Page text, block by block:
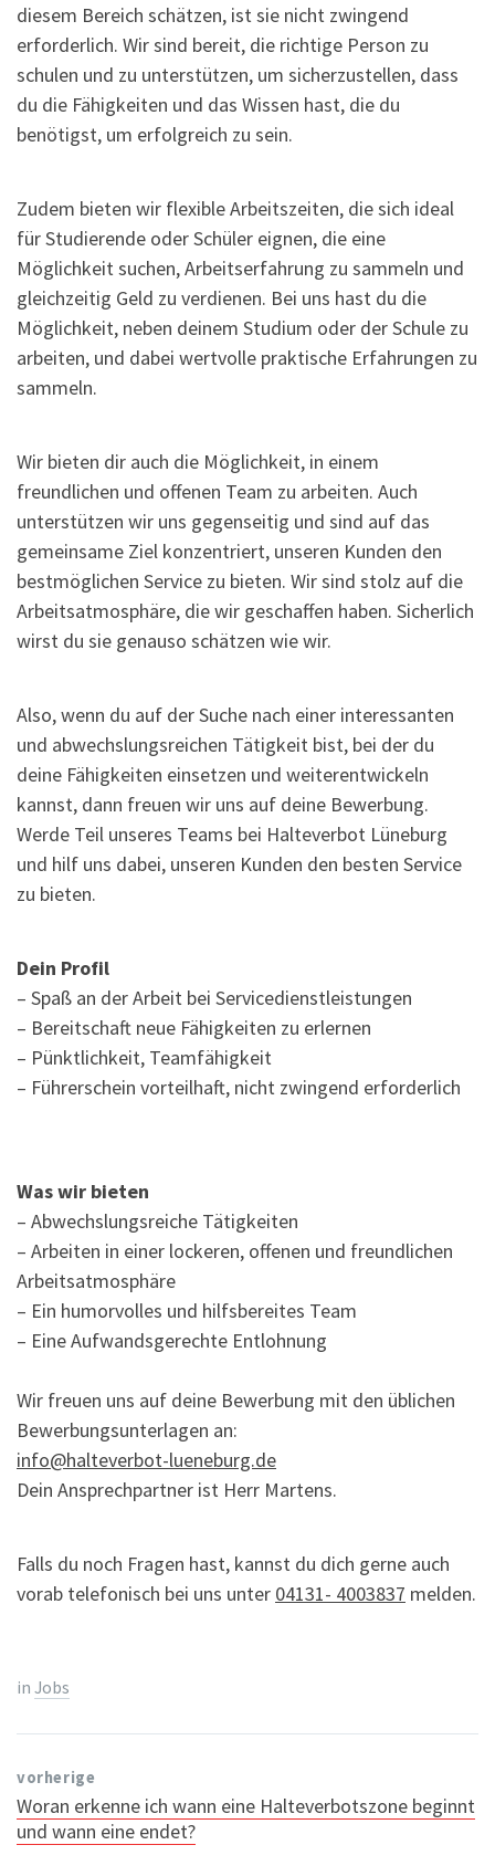
diesem Bereich schätzen, ist sie nicht zwingend
erforderlich. Wir sind bereit, die richtige Person zu
schulen und zu unterstützen, um sicherzustellen, dass
du die Fähigkeiten und das Wissen hast, die du
benötigst, um erfolgreich zu sein.
Zudem bieten wir flexible Arbeitszeiten, die sich ideal
für Studierende oder Schüler eignen, die eine
Möglichkeit suchen, Arbeitserfahrung zu sammeln und
gleichzeitig Geld zu verdienen. Bei uns hast du die
Möglichkeit, neben deinem Studium oder der Schule zu
arbeiten, und dabei wertvolle praktische Erfahrungen zu
sammeln.
Wir bieten dir auch die Möglichkeit, in einem
freundlichen und offenen Team zu arbeiten. Auch
unterstützen wir uns gegenseitig und sind auf das
gemeinsame Ziel konzentriert, unseren Kunden den
bestmöglichen Service zu bieten. Wir sind stolz auf die
Arbeitsatmosphäre, die wir geschaffen haben. Sicherlich
wirst du sie genauso schätzen wie wir.
Also, wenn du auf der Suche nach einer interessanten
und abwechslungsreichen Tätigkeit bist, bei der du
deine Fähigkeiten einsetzen und weiterentwickeln
kannst, dann freuen wir uns auf deine Bewerbung.
Werde Teil unseres Teams bei Halteverbot Lüneburg
und hilf uns dabei, unseren Kunden den besten Service
zu bieten.
Dein Profil
– Spaß an der Arbeit bei Servicedienstleistungen
– Bereitschaft neue Fähigkeiten zu erlernen
– Pünktlichkeit, Teamfähigkeit
– Führerschein vorteilhaft, nicht zwingend erforderlich
Was wir bieten
– Abwechslungsreiche Tätigkeiten
– Arbeiten in einer lockeren, offenen und freundlichen
Arbeitsatmosphäre
– Ein humorvolles und hilfsbereites Team
– Eine Aufwandsgerechte Entlohnung
Wir freuen uns auf deine Bewerbung mit den üblichen
Bewerbungsunterlagen an:
info@halteverbot-lueneburg.de
Dein Ansprechpartner ist Herr Martens.
Falls du noch Fragen hast, kannst du dich gerne auch
vorab telefonisch bei uns unter 04131- 4003837 melden.
in Jobs
vorherige
Woran erkenne ich wann eine Halteverbotszone beginnt
und wann eine endet?